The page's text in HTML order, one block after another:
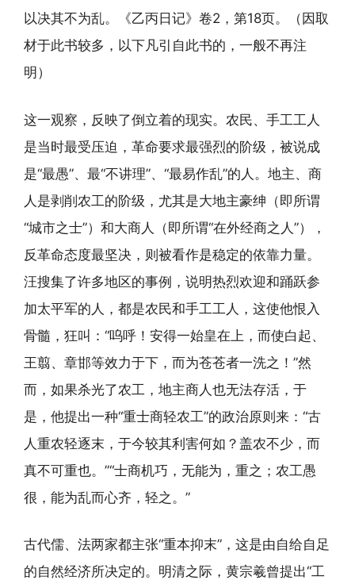
以决其不为乱。《乙丙日记》卷2，第18页。（因取
材于此书较多，以下凡引自此书的，一般不再注
明）
这一观察，反映了倒立着的现实。农民、手工工人
是当时最受压迫，革命要求最强烈的阶级，被说成
是“最愚”、最“不讲理”、“最易作乱”的人。地主、商
人是剥削农工的阶级，尤其是大地主豪绅（即所谓
“城市之士”）和大商人（即所谓“在外经商之人”），
反革命态度最坚决，则被看作是稳定的依靠力量。
汪搜集了许多地区的事例，说明热烈欢迎和踊跃参
加太平军的人，都是农民和手工工人，这使他恨入
骨髓，狂叫：“呜呼！安得一始皇在上，而使白起、
王翦、章邯等效力于下，而为苍苍者一洗之！”然
而，如果杀光了农工，地主商人也无法存活，于
是，他提出一种“重士商轻农工”的政治原则来：“古
人重农轻逐末，于今较其利害何如？盖农不少，而
真不可重也。”“士商机巧，无能为，重之；农工愚
很，能为乱而心齐，轻之。”
古代儒、法两家都主张“重本抑末”，这是由自给自足
的自然经济所决定的。明清之际，黄宗羲曾提出“工